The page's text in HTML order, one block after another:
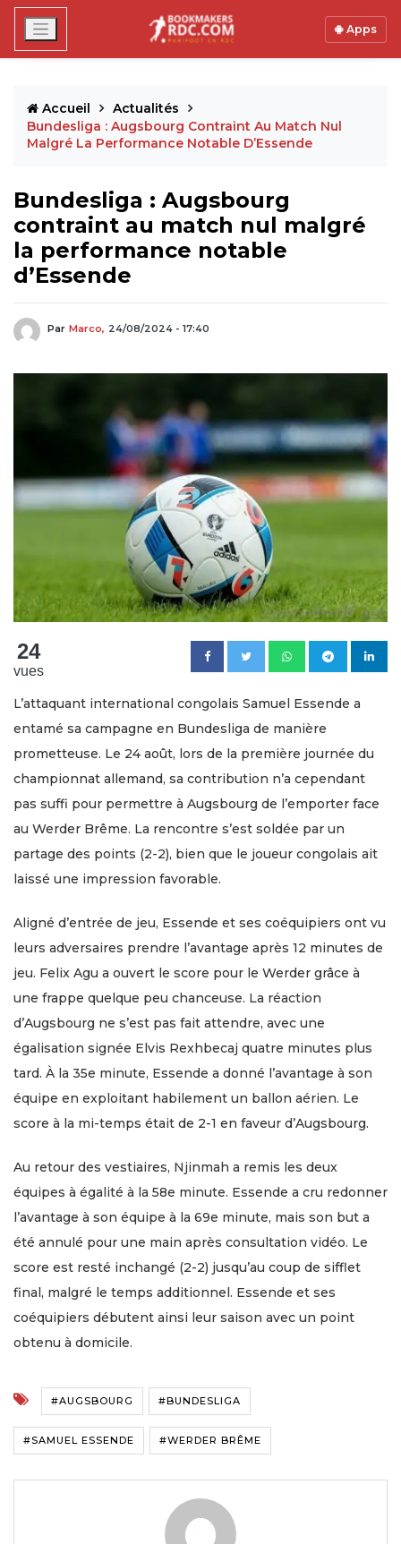
Apps
Accueil
Actualités
Bundesliga : Augsbourg Contraint Au Match Nul
Malgré La Performance Notable D’Essende
Bundesliga : Augsbourg
contraint au match nul malgré
la performance notable
d’Essende
Par Marco, 24/08/2024 - 17:40
24
vues
L’attaquant international congolais Samuel Essende a
entamé sa campagne en Bundesliga de manière
prometteuse. Le 24 août, lors de la première journée du
championnat allemand, sa contribution n’a cependant
pas suffi pour permettre à Augsbourg de l’emporter face
au Werder Brême. La rencontre s’est soldée par un
partage des points (2-2), bien que le joueur congolais ait
laissé une impression favorable.
Aligné d’entrée de jeu, Essende et ses coéquipiers ont vu
leurs adversaires prendre l’avantage après 12 minutes de
jeu. Felix Agu a ouvert le score pour le Werder grâce à
une frappe quelque peu chanceuse. La réaction
d’Augsbourg ne s’est pas fait attendre, avec une
égalisation signée Elvis Rexhbecaj quatre minutes plus
tard. À la 35e minute, Essende a donné l’avantage à son
équipe en exploitant habilement un ballon aérien. Le
score à la mi-temps était de 2-1 en faveur d’Augsbourg.
Au retour des vestiaires, Njinmah a remis les deux
équipes à égalité à la 58e minute. Essende a cru redonner
l’avantage à son équipe à la 69e minute, mais son but a
été annulé pour une main après consultation vidéo. Le
score est resté inchangé (2-2) jusqu’au coup de sifflet
final, malgré le temps additionnel. Essende et ses
coéquipiers débutent ainsi leur saison avec un point
obtenu à domicile.
#AUGSBOURG #BUNDESLIGA
#SAMUEL ESSENDE #WERDER BRÊME